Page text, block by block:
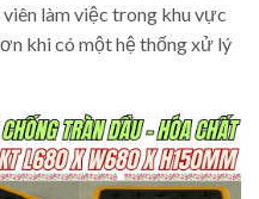
làm việc trong khu vực
khi có một hệ thống xử lý